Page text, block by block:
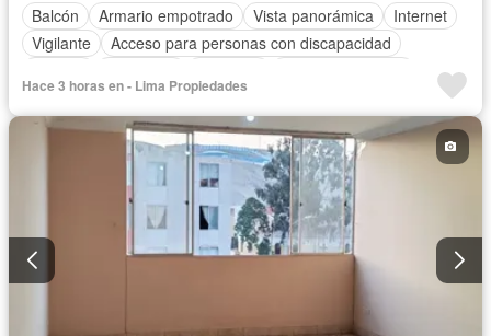
Balcón
Armario empotrado Vista panorámica
Internet
Vigilante
Acceso para personas con discapacidad
Permite niños
Sin amoblar
Hace 3 horas en - Lima Propiedades